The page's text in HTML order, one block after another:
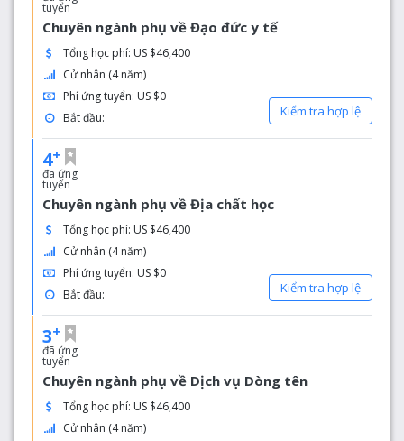
tuyển
Chuyên ngành phụ về Đạo đức y tế
Tổng học phí: US $46,400
Cử nhân (4 năm)
Phí ứng tuyển: US $0
Bắt đầu:
Kiểm tra hợp lệ
4+
đã ứng
tuyển
Chuyên ngành phụ về Địa chất học
Tổng học phí: US $46,400
Cử nhân (4 năm)
Phí ứng tuyển: US $0
Bắt đầu:
Kiểm tra hợp lệ
3+
đã ứng
tuyển
Chuyên ngành phụ về Dịch vụ Dòng tên
Tổng học phí: US $46,400
Cử nhân (4 năm)